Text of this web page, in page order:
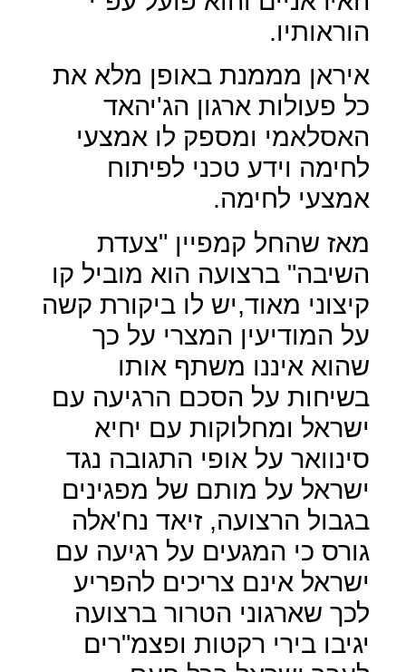
הוראותיו.
איראן מממנת באופן מלא את
כל פעולות ארגון הג'יהאד
האסלאמי ומספק לו אמצעי
לחימה וידע טכני לפיתוח
אמצעי לחימה.
מאז שהחל קמפיין "צעדת
השיבה" ברצועה הוא מוביל קו
קיצוני מאוד,יש לו ביקורת קשה
על המודיעין המצרי על כך
שהוא איננו משתף אותו
בשיחות על הסכם הרגיעה עם
ישראל ומחלוקות עם יחיא
סינוואר על אופי התגובה נגד
ישראל על מותם של מפגינים
בגבול הרצועה, זיאד נח'אלה
גורס כי המגעים על רגיעה עם
ישראל אינם צריכים להפריע
לכך שארגוני הטרור ברצועה
יגיבו בירי רקטות ופצמ"רים